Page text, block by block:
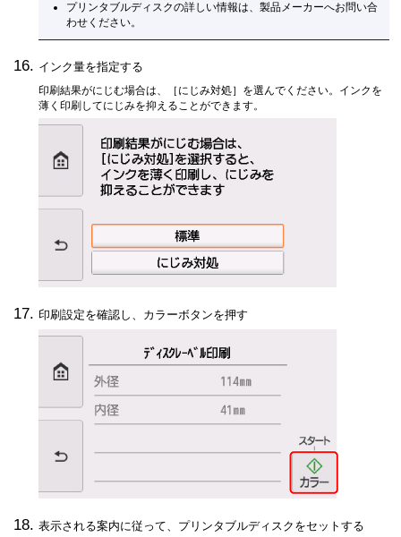
プリンタブルディスクの詳しい情報は、製品メーカーへお問い合
わせください。
インク量を指定する
印刷結果がにじむ場合は、［ にじみ対処］を選んでください。インクを
薄く印刷してにじみを抑えることができます。
印刷設定を確認し、カラーボタンを押す
表示される案内に従って、プリンタブルディスクをセットする